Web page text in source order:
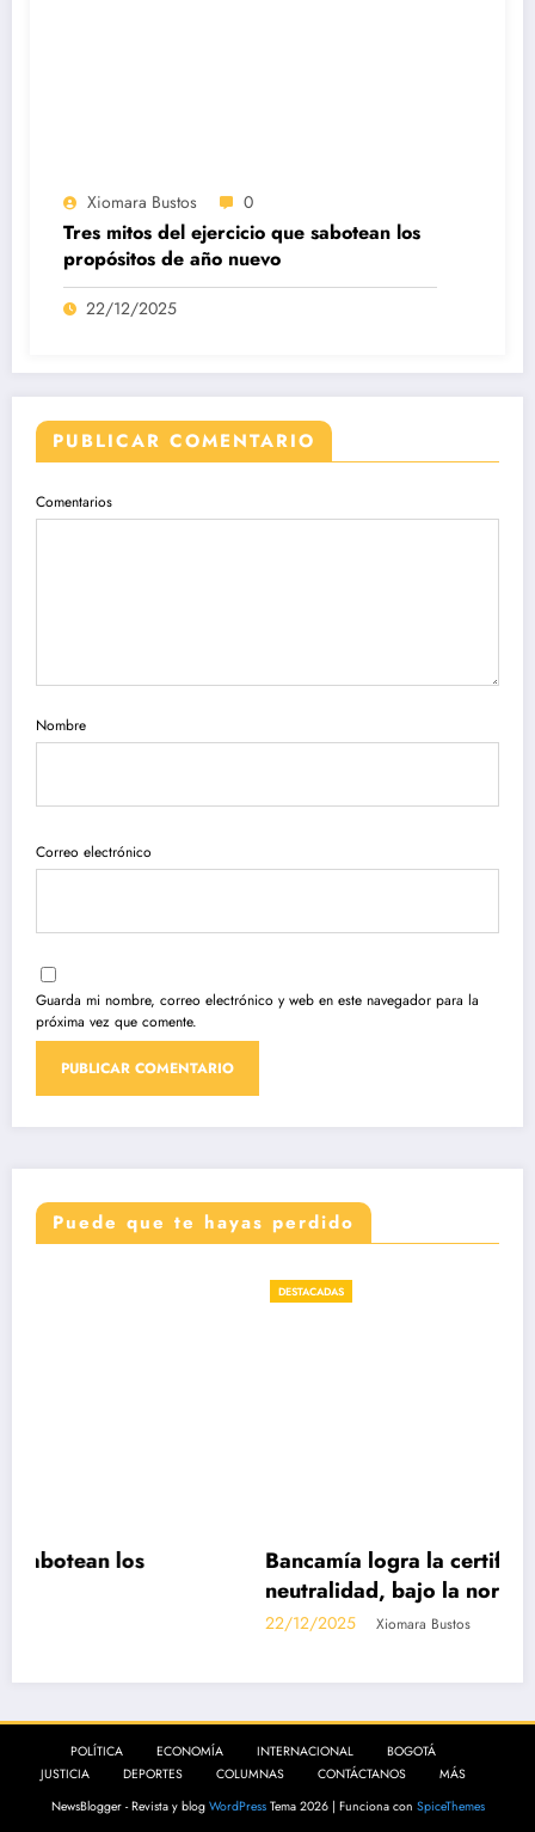
Xiomara Bustos 0
Tres mitos del ejercicio que sabotean los
propósitos de año nuevo
22/12/2025
PUBLICAR COMENTARIO
Comentarios
Nombre
Correo electrónico
Guarda mi nombre, correo electrónico y web en este navegador para la
próxima vez que comente.
Puede que te hayas perdido
Bancamía logra la certificación carbono
neutralidad, bajo la norma internacional
Xiomara Bustos
POLÍTICA ECONOMÍA INTERNACIONAL
BOGOTÁ
JUSTICIA
DEPORTES COLUMNAS CONTÁCTANOS
MÁS
NewsBlogger - Revista y blog WordPressTema 2026 | Funciona con SpiceThemes